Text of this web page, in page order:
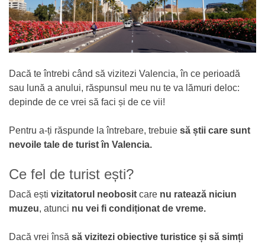
Dacă te întrebi când să vizitezi Valencia, în ce perioadă
sau lună a anului, răspunsul meu nu te va lămuri deloc:
depinde de ce vrei să faci și de ce vii!
Pentru a-ți răspunde la întrebare, trebuie să știi care sunt
nevoile tale de turist în Valencia.
Ce fel de turist ești?
Dacă ești vizitatorul neobosit care nu ratează niciun
muzeu, atunci nu vei fi condiționat de vreme.
Dacă vrei însă să vizitezi obiective turistice și să simți